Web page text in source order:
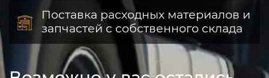
Поставка расходных материалов и
запчастей с собственного склада